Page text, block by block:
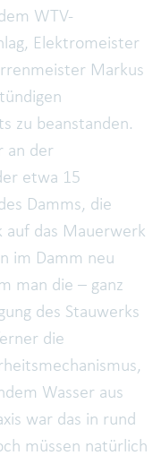
WTV-
Elektromeister
Markus
zu beanstanden.
an der
etwa 15
Damms, die
auf das Mauerwerk
im Damm neu
man die – ganz
des Stauwerks
die
Wasser aus
war das in rund
müssen natürlich